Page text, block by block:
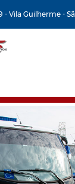
- Vila Guilherme -